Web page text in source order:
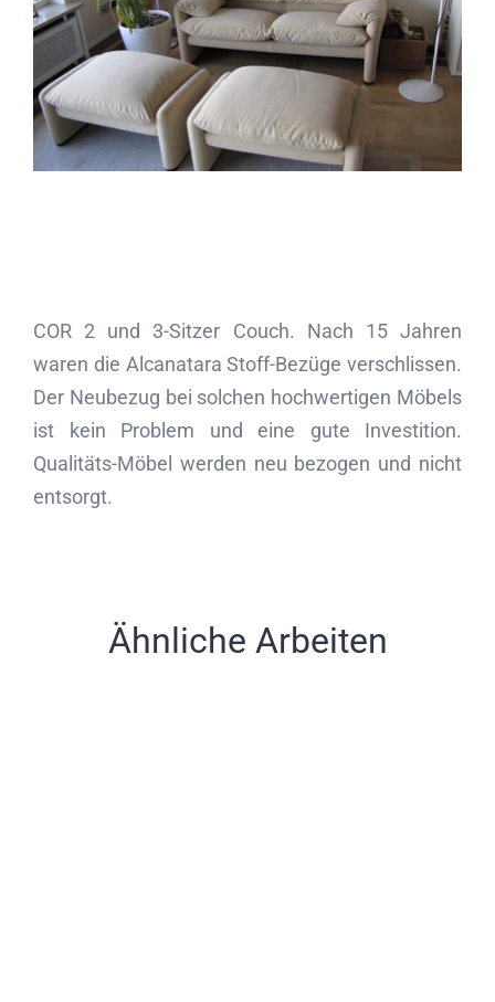
Partner
Kontakt
COR 2 und 3-Sitzer Couch. Nach 15 Jahren
waren die Alcanatara Stoff-Bezüge verschlissen.
Der Neubezug bei solchen hochwertigen Möbels
ist kein Problem und eine gute Investition.
Qualitäts-Möbel werden neu bezogen und nicht
entsorgt.
Ähnliche Arbeiten